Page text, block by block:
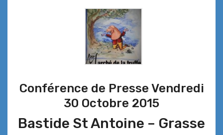
Conférence de Presse Vendredi
30 Octobre 2015
Bastide St Antoine – Grasse